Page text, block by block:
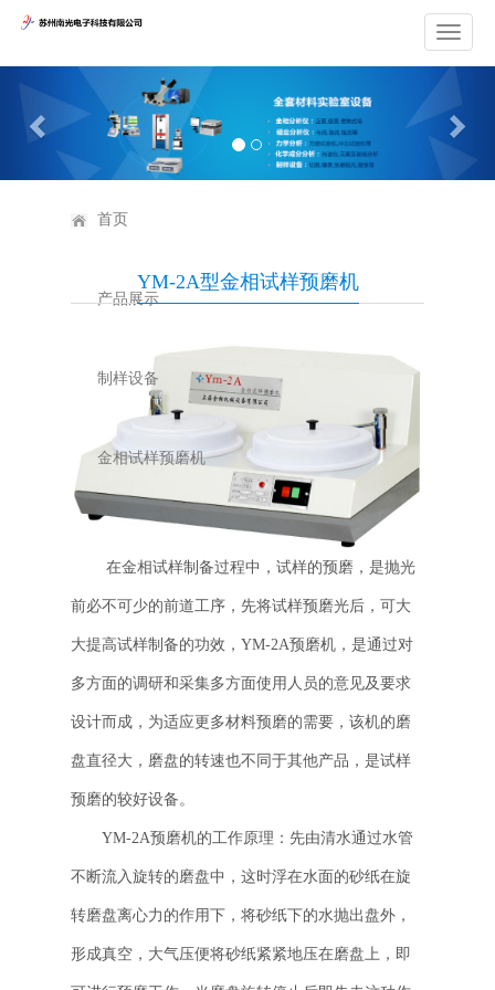
Previous
首页
产品展示
制样设备
金相试样预磨机
YM-2A型金相试样预磨机
在金相试样制备过程中，试样的预磨，是抛光
前必不可少的前道工序，先将试样预磨光后，可大
大提高试样制备的功效，YM-2A预磨机，是通过对
多方面的调研和采集多方面使用人员的意见及要求
设计而成，为适应更多材料预磨的需要，该机的磨
盘直径大，磨盘的转速也不同于其他产品，是试样
预磨的较好设备。
YM-2A预磨机的工作原理：先由清水通过水管
不断流入旋转的磨盘中，这时浮在水面的砂纸在旋
转磨盘离心力的作用下，将砂纸下的水抛出盘外，
形成真空，大气压便将砂纸紧紧地压在磨盘上，即